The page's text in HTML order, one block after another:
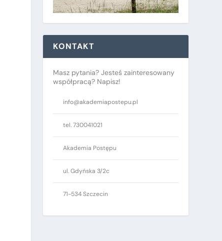
KONTAKT
Masz pytania? Jesteś zainteresowany
współpracą? Napisz!
info@akademiapostepu.pl
tel. 730041021
Akademia Postępu
ul. Gdyńska 3/2c
71-534 Szczecin